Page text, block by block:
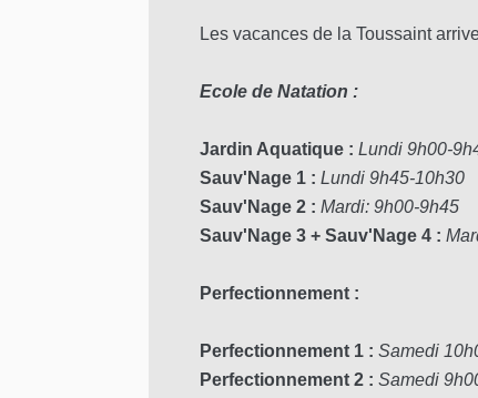
Les vacances de la Toussaint
Ecole de Natation :
Jardin Aquatique :Lundi 9h00-
Sauv'Nage 1 :Lundi 9h45-10h30
Sauv'Nage 2 :Mardi: 9h00-9h45
Sauv'Nage 3 + Sauv'Nage 4 :
Perfectionnement :
Perfectionnement 1 :Samedi
Perfectionnement 2 :Samedi